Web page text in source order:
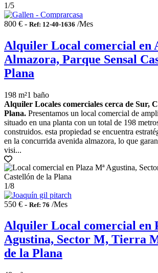
1/5
800 € - Ref: 12-40-1636 /Mes
Alquiler Local comercial en
Almazora, Parque Sensal
Plana
198 m²1 baño
Alquiler Locales comerciales cerca de Sur,
Plana. Presentamos un local comercial de
situado en una planta con un total de 198
construidos. esta propiedad se encuentra
en la concurrida avenida almazora, lo que
visi...
1/8
550 € - Ref: 76 /Mes
Alquiler Local comercial en
Agustina, Sector M, Tierra
de la Plana